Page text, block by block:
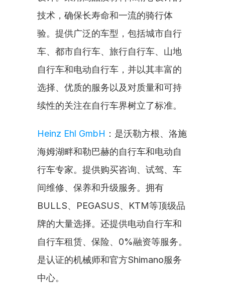
技术，确保长寿命和一流的骑行体
验。提供广泛的车型，包括城市自行
车、都市自行车、旅行自行车、山地
自行车和电动自行车，并以其丰富的
选择、优质的服务以及对质量和可持
续性的关注在自行车界树立了标准。
Heinz Ehl GmbH ：是沃勒方根、洛施
海姆湖畔和勒巴赫的自行车和电动自
行车专家。提供购买咨询、试驾、车
间维修、保养和升级服务。拥有
BULLS、PEGASUS、KTM等顶级品
牌的大量选择。还提供电动自行车和
自行车租赁、保险、0%融资等服务。
是认证的机械师和官方Shimano服务
中心。